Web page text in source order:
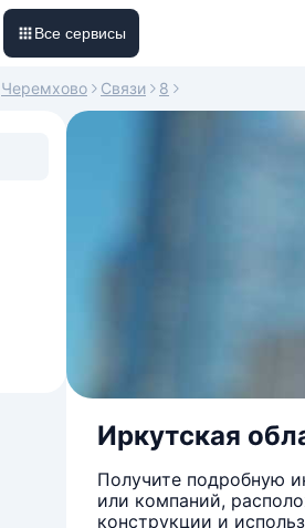
Все сервисы
Черемхово Связи 8
Иркутская
Получите подробную
или компаний,
конструкции и